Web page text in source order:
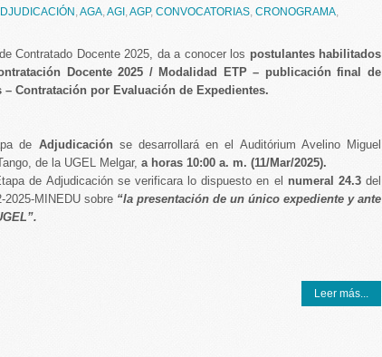
AGA AGI AGP, CONVOCATORIAS CRONOGRAMA
Contratado Docente 2025, da a conocer los postulantes habilitados
Docente 2025 / Modalidad ETP – publicación final de
– Contratación por Evaluación de Expedientes.
de Adjudicaciónse desarrollará en el Auditórium Avelino Miguel
de la UGEL Melgar, a horas 10:00 a. m. (11/Mar/2025).
de Adjudicación se verificara lo dispuesto en el numeral 24.3del
2025-MINEDU sobre “la presentación de un único expediente y ante
Leer más...